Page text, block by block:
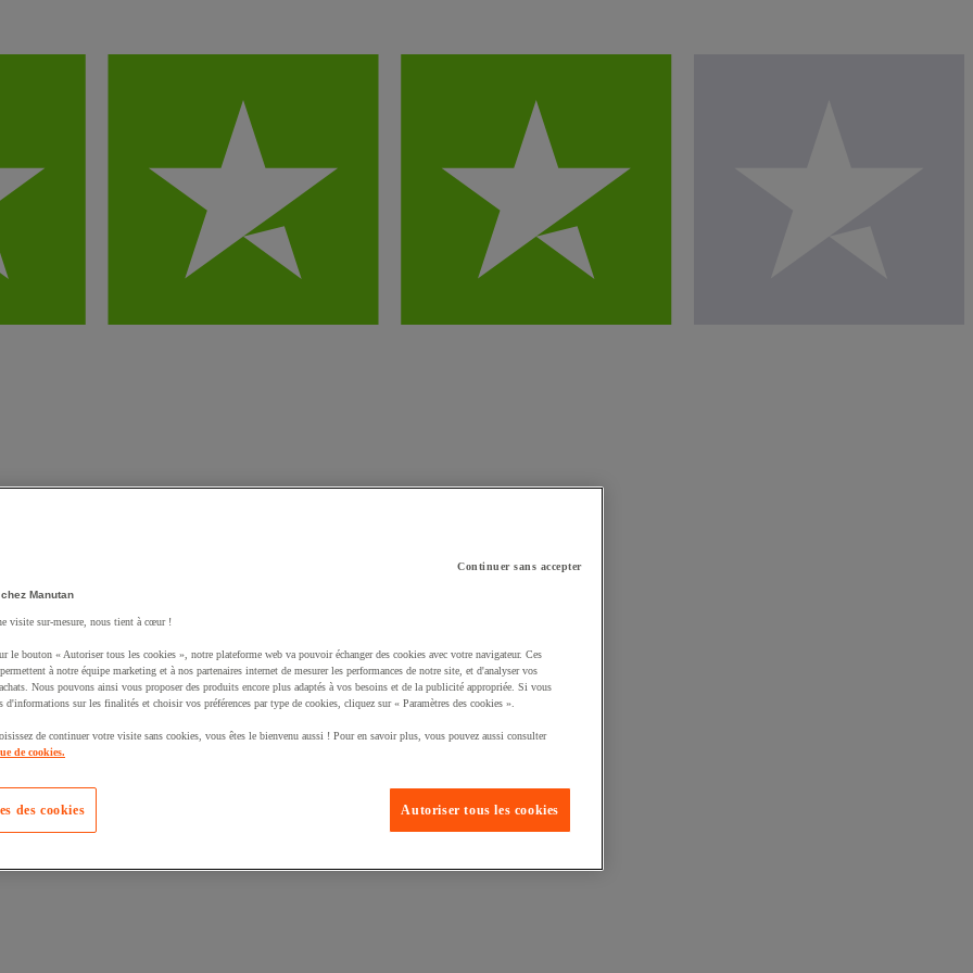
un produit à votre panier :
Continuer sans accepter
Manutan
visite sur-mesure, nous tient à cœur !
le bouton « Autoriser tous les cookies », notre plateforme web va pouvoir échanger des cookies avec votre navigateur. Ces
à notre équipe marketing et à nos partenaires internet de mesurer les performances de notre site, et d'analyser vos
Nous pouvons ainsi vous proposer des produits encore plus adaptés à vos besoins et de la publicité appropriée. Si vous
d'informations sur les finalités et choisir vos préférences par type de cookies, cliquez sur « Paramètres des cookies ».
de continuer votre visite sans cookies, vous êtes le bienvenu aussi ! Pour en savoir plus, vous pouvez aussi consulter
de cookies.
Autoriser tous les cookies
des cookies